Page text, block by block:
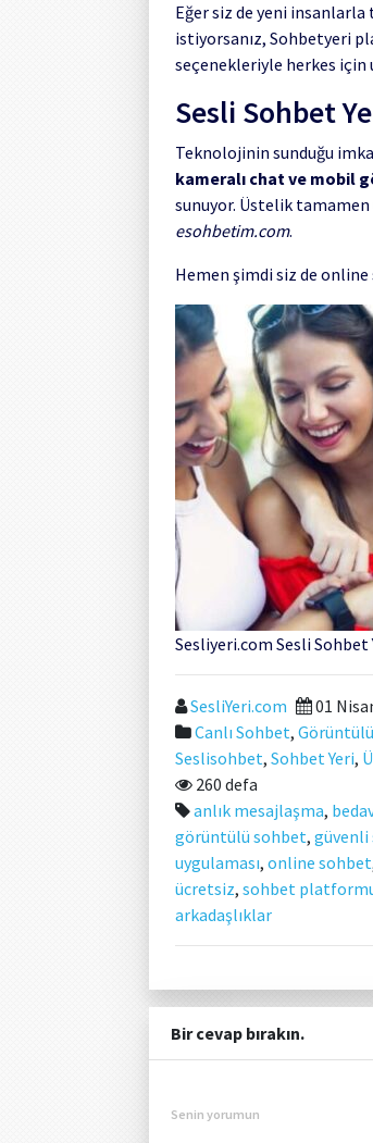
Eğer siz de yeni
istiyorsanız, Sohbetyeri
seçenekleriyle herkes
Sesli Sohbet
Teknolojinin sunduğu
kameralı chat ve mobil
sunuyor. Üstelik
esohbetim.com.
Hemen şimdi siz de online
Sesliyeri.com Sesli Sohbet
SesliYeri.com
01
Canlı Sohbet,
Seslisohbet, Sohbet Yeri,
260 defa
anlık mesajlaşma,
görüntülü sohbet,
uygulaması, online sohbet
ücretsiz, sohbet
arkadaşlıklar
Bir cevap bırakın.
Senin yorumun